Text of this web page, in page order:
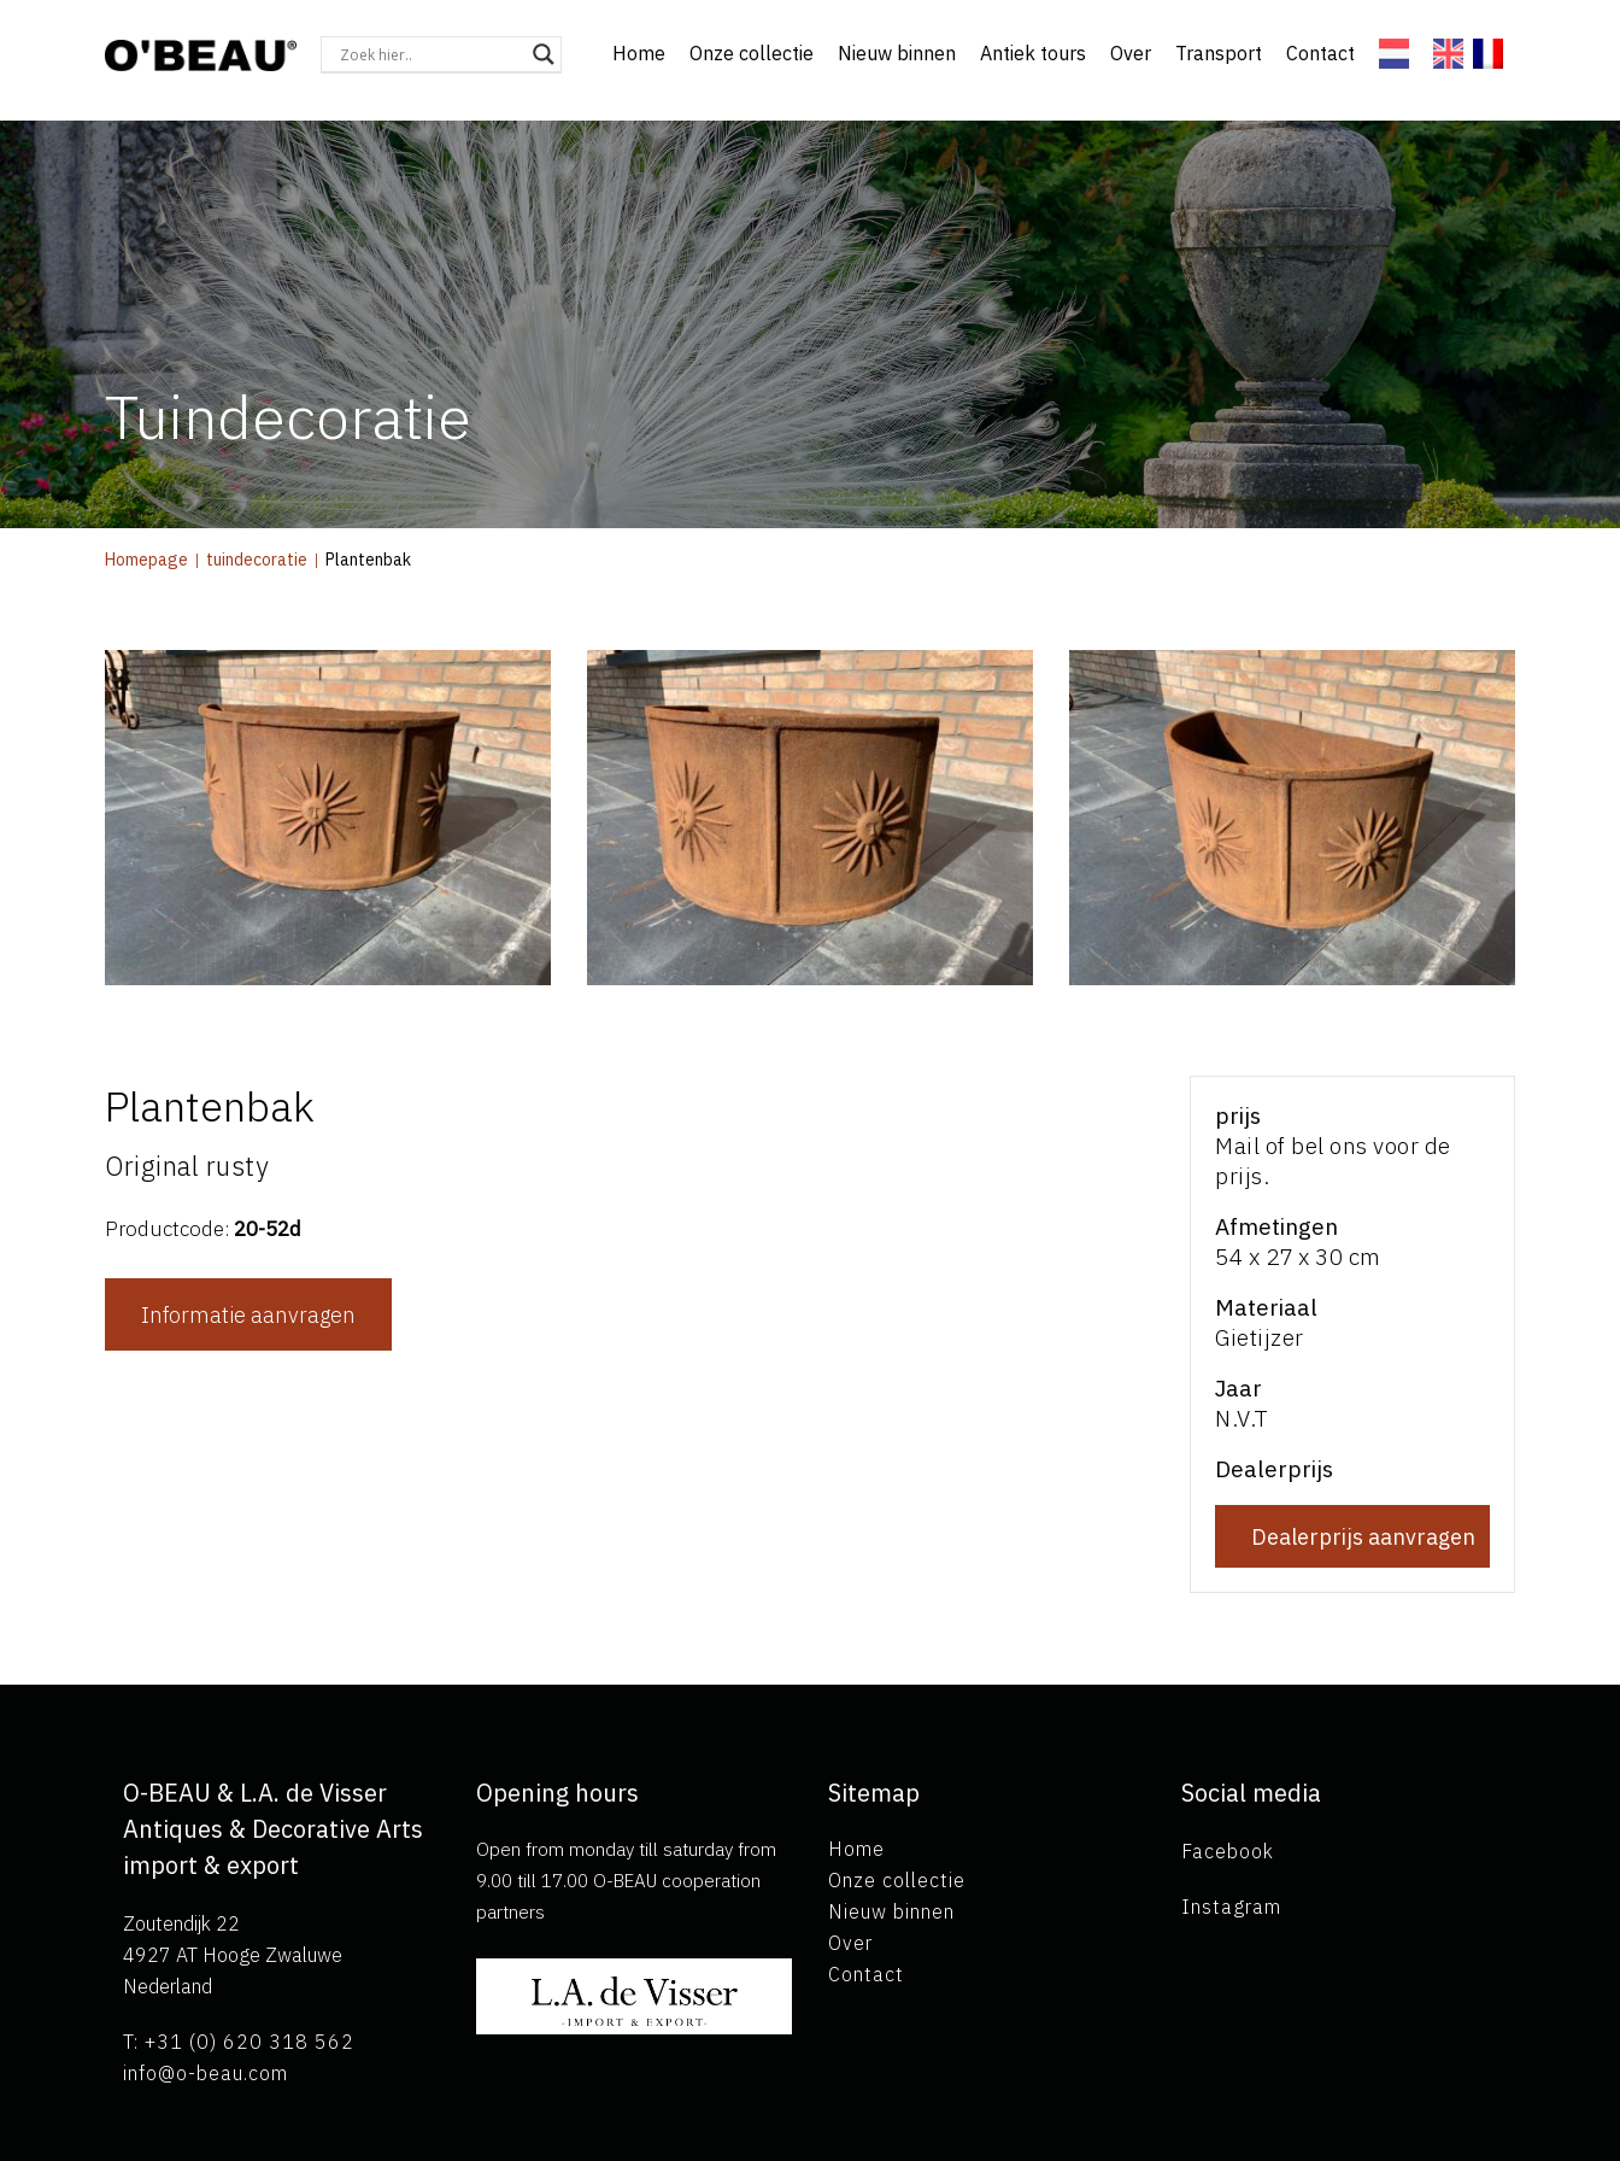
Home Onze collectie Nieuw binnen Antiek tours Over Transport Contact
Tuindecoratie
Homepage | tuindecoratie | Plantenbak
Plantenbak
Original rusty
Productcode: 20-52d
Informatie aanvragen
prijs
Mail of bel ons voor de
prijs.
Afmetingen
54 x 27 x 30 cm
Materiaal
Gietijzer
Jaar
N.V.T
Dealerprijs
Dealerprijs aanvragen
O-BEAU & L.A. de Visser
Antiques & Decorative Arts
import & export
Zoutendijk 22
4927 AT Hooge Zwaluwe
Nederland
T: +31 (0) 620 318 562
info@o-beau.com
Opening hours
Open from monday till saturday from
9.00 till 17.00 O-BEAU cooperation
partners
Sitemap
Home
Onze collectie
Nieuw binnen
Over
Contact
Social media
Facebook
Instagram